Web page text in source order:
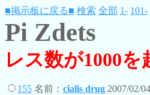
■掲示板に戻る■ 検索 全部 1- 101-
Pi Zdets
レス数が1000
155 名前： cialis drug 2007/02/